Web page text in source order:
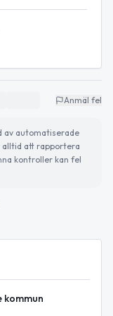
Anmäl fel
av automatiserade
alltid att rapportera
kontroller kan fel
kommun